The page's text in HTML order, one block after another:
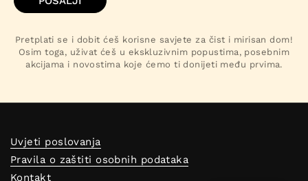
Pretplati se i dobit ćeš korisne savjete za čist i mirisan dom!
Osim toga, uživat ćeš u ekskluzivnim popustima, posebnim
akcijama i novostima koje ćemo ti donijeti među prvima.
Uvjeti poslovanja
Pravila o zaštiti osobnih podataka
Kontakt